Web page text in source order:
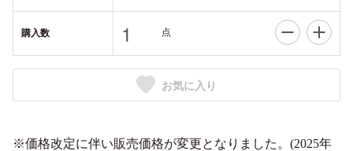
購入数 点
お気に入り
※価格改定に伴い販売価格が変更となりました。(2025年